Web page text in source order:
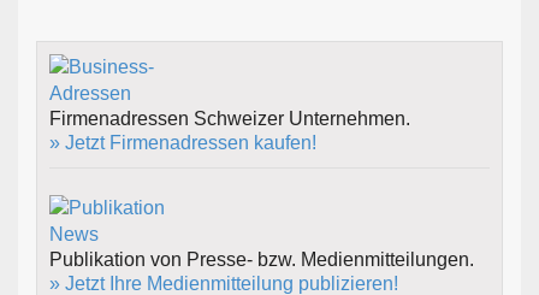
Firmenadressen Schweizer Unternehmen.
» Jetzt Firmenadressen kaufen!
Publikation von Presse- bzw. Medienmitteilungen.
» Jetzt Ihre Medienmitteilung publizieren!